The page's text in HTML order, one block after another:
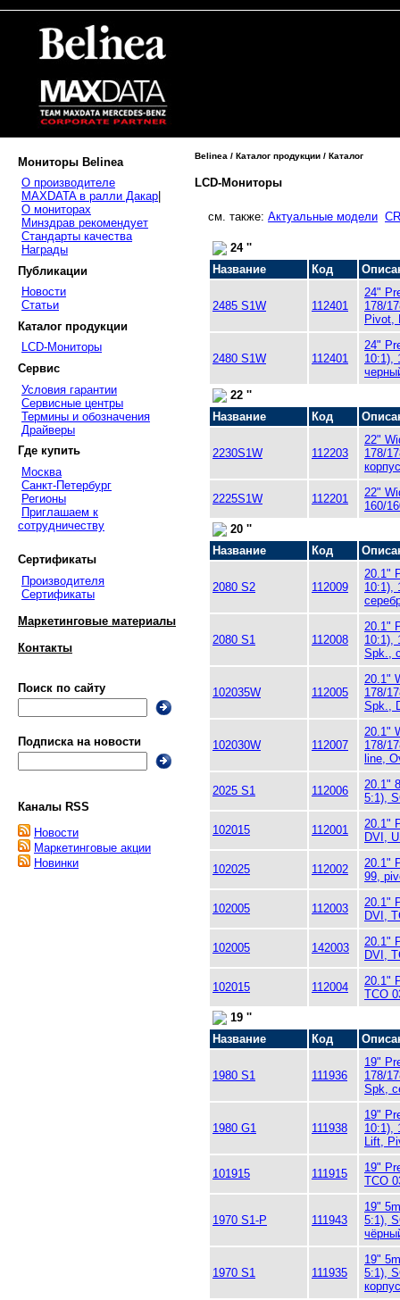
Мониторы Belinea
О производителе
MAXDATA в ралли Дакар
О мониторах
Минздрав рекомендует
Стандарты качества
Награды
Публикации
Новости
Статьи
Каталог продукции
LCD-Мониторы
Сервис
Условия гарантии
Сервисные центры
Термины и обозначения
Драйверы
Где купить
Москва
Санкт-Петербург
Регионы
Приглашаем к
сотрудничеству
Сертификаты
Производителя
Сертификаты
Маркетинговые материалы
Контакты
Поиск по сайту
Подписка на новости
Каналы RSS
Новости
Маркетинговые акции
Новинки
Belinea / Каталог продукции / Каталог
LCD-Мониторы
см. также: Актуальные модели
24 ''
Название
Код
2485 S1W 112401
24"
178/
Pivot,
2480 S1W 112401
24"
10:1),
22 ''
Название
Код
2230S1W 112203
22"
178/
корпус
2225S1W 112201
22"
160/
20 ''
Название
Код
2080 S2 112009
20.1"
10:1),
2080 S1 112008
20.1"
10:1),
Spk.,
102035W 112005
20.1"
178/
Spk.,
102030W 112007
20.1"
178/
line,
2025 S1 112006
20.1"
5:1),
102015 112001
20.1"
DVI,
102025 112002
20.1"
99,
102005 112003
20.1"
DVI,
102005 142003
20.1"
DVI,
102015 112004
20.1"
TCO
19 ''
Название
Код
1980 S1 111936
19"
178/
Spk,
1980 G1 111938
19"
10:1),
Lift,
101915 111915
19"
TCO
1970 S1-P 111943
19"
5:1),
1970 S1 111935
19"
5:1),
корпус